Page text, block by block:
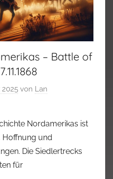
– Battle of
2025 von Lan
Nordamerikas ist
Hoffnung und
Die Siedlertrecks
für